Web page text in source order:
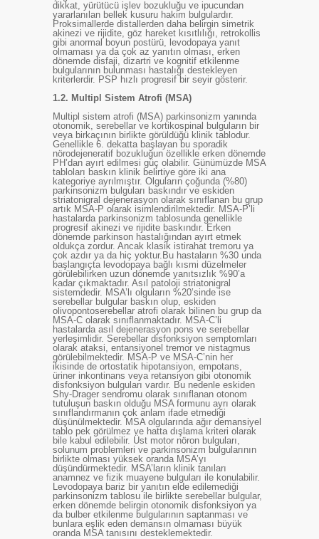
dikkat, yürütücü işlev bozukluğu ve ipucundan
yararlanılan bellek kusuru hakim bulgulardır.
Proksimallerde distallerden daha belirgin simetrik
akinezi ve rijidite, göz hareket kısıtlılığı, retrokollis
gibi anormal boyun postürü, levodopaya yanıt
olmaması ya da çok az yanıtın olması, erken
dönemde disfaji, dizartri ve kognitif etkilenme
bulgularının bulunması hastalığı destekleyen
kriterlerdir. PSP hızlı progresif bir seyir gösterir.
1.2. Multipl Sistem Atrofi (MSA)
Multipl sistem atrofi (MSA) parkinsonizm yanında
otonomik, serebellar ve kortikospinal bulguların bir
veya birkaçının birlikte görüldüğü klinik tablodur.
Genellikle 6. dekatta başlayan bu sporadik
nörodejeneratif bozukluğun özellikle erken dönemde
PH’dan ayırt edilmesi güç olabilir. Günümüzde MSA
tabloları baskın klinik belirtiye göre iki ana
kategoriye ayrılmıştır. Olguların çoğunda (%80)
parkinsonizm bulguları baskındır ve eskiden
striatonigral dejenerasyon olarak sınıflanan bu grup
artık MSA-P olarak isimlendirilmektedir. MSA-P’li
hastalarda parkinsonizm tablosunda genellikle
progresif akinezi ve rijidite baskındır. Erken
dönemde parkinson hastalığından ayırt etmek
oldukça zordur. Ancak klasik istirahat tremoru ya
çok azdır ya da hiç yoktur.Bu hastaların %30 unda
başlangıçta levodopaya bağlı kısmi düzelmeler
görülebilirken uzun dönemde yanıtsızlık %90’a
kadar çıkmaktadır. Asıl patoloji striatonigral
sistemdedir. MSA’lı olguların %20’sinde ise
serebellar bulgular baskın olup, eskiden
olivopontoserebellar atrofi olarak bilinen bu grup da
MSA-C olarak sınıflanmaktadır. MSA-C’li
hastalarda asıl dejenerasyon pons ve serebellar
yerleşimlidir. Serebellar disfonksiyon semptomları
olarak ataksi, entansiyonel tremor ve nistagmus
görülebilmektedir. MSA-P ve MSA-C’nin her
ikisinde de ortostatik hipotansiyon, empotans,
üriner inkontinans veya retansiyon gibi otonomik
disfonksiyon bulguları vardır. Bu nedenle eskiden
Shy-Drager sendromu olarak sınıflanan otonom
tutuluşun baskın olduğu MSA formunu ayrı olarak
sınıflandırmanın çok anlam ifade etmediği
düşünülmektedir. MSA olgularında ağır demansiyel
tablo pek görülmez ve hatta dışlama kriteri olarak
bile kabul edilebilir. Üst motor nöron bulguları,
solunum problemleri ve parkinsonizm bulgularının
birlikte olması yüksek oranda MSA’yı
düşündürmektedir. MSA’ların klinik tanıları
anamnez ve fizik muayene bulguları ile konulabilir.
Levodopaya bariz bir yanıtın elde edilemediği
parkinsonizm tablosu ile birlikte serebellar bulgular,
erken dönemde belirgin otonomik disfonksiyon ya
da bulber etkilenme bulgularının saptanması ve
bunlara eşlik eden demansın olmaması büyük
oranda MSA tanısını desteklemektedir.